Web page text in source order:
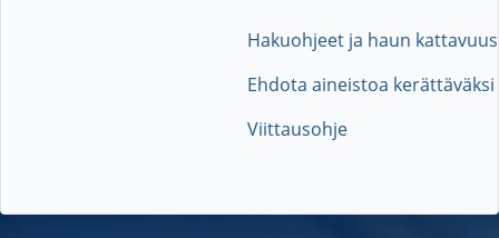
Hakuohjeet ja haun kattavuus
Ehdota aineistoa kerättäväksi
Viittausohje